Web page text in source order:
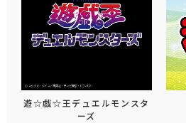
遊☆戯☆王デュエルモンスタ
ーズ